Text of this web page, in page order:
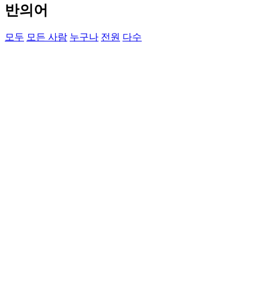
반의어
모두 모든 사람 누구나 전원 다수